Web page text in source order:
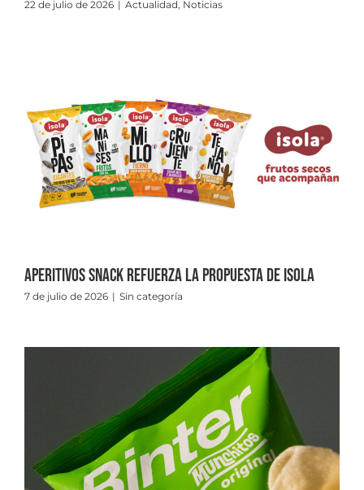
22 de julio de 2026 | Actualidad, Noticias
Aperitivos Snack refuerza la propuesta de Isola
7 de julio de 2026 | Sin categoría